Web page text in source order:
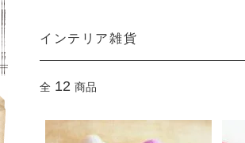
インテリア雑貨
全 12 商品